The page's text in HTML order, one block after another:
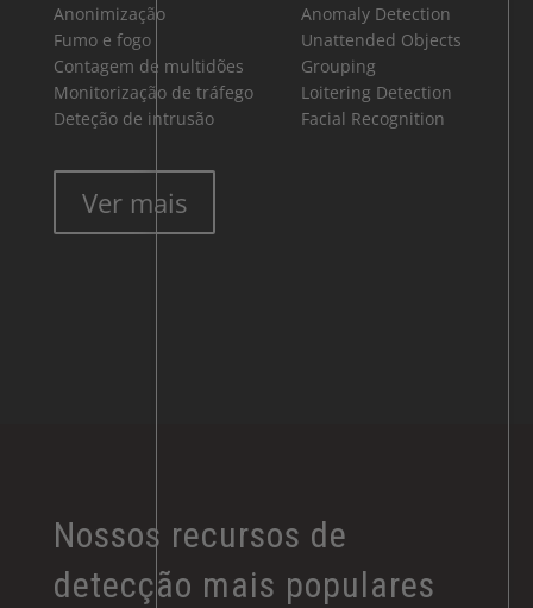
Anonimização
Fumo e fogo
Contagem de multidões
Monitorização de tráfego
Deteção de intrusão
Anomaly Detection
Unattended Objects
Grouping
Loitering Detection
Facial Recognition
Ver mais
Nossos recursos de
detecção mais populares​